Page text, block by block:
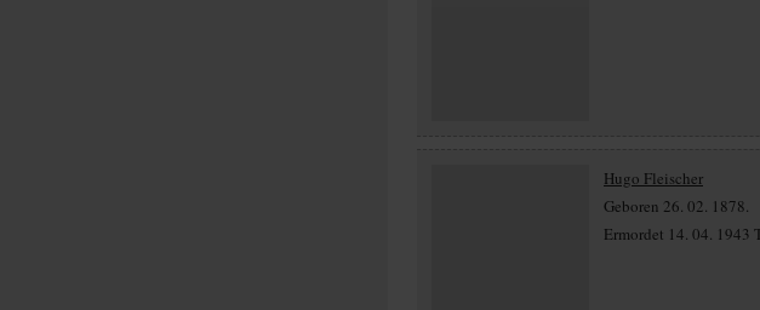
Hugo Fleischer
Geboren 26. 02. 1878.
Ermordet 14. 04. 1943